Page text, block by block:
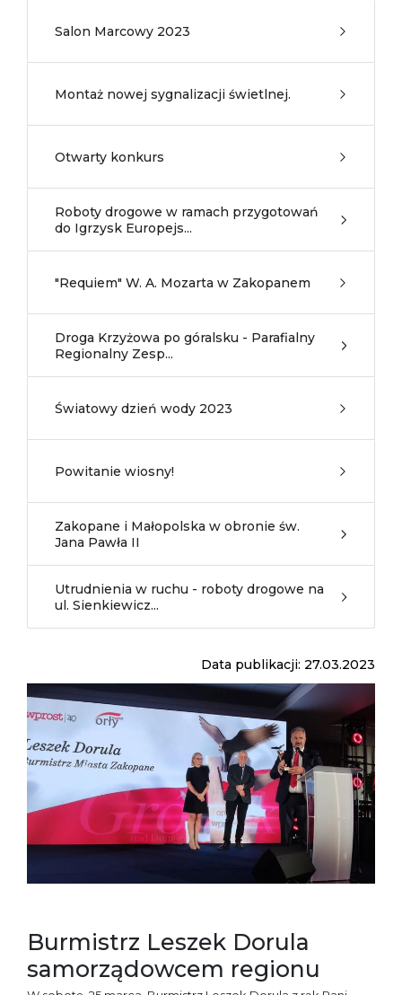
Salon Marcowy 2023
Montaż nowej sygnalizacji świetlnej.
Otwarty konkurs
Roboty drogowe w ramach przygotowań
do Igrzysk Europejs...
"Requiem" W. A. Mozarta w Zakopanem
Droga Krzyżowa po góralsku - Parafialny
Regionalny Zesp...
Światowy dzień wody 2023
Powitanie wiosny!
Zakopane i Małopolska w obronie św.
Jana Pawła II
Utrudnienia w ruchu - roboty drogowe na
ul. Sienkiewicz...
Data publikacji: 27.03.2023
Burmistrz Leszek Dorula
samorządowcem regionu